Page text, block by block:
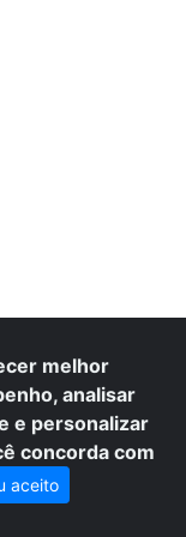
melhor
analisar
e personalizar
concorda com
aceito